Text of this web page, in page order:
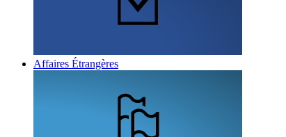
Affaires Étrangères